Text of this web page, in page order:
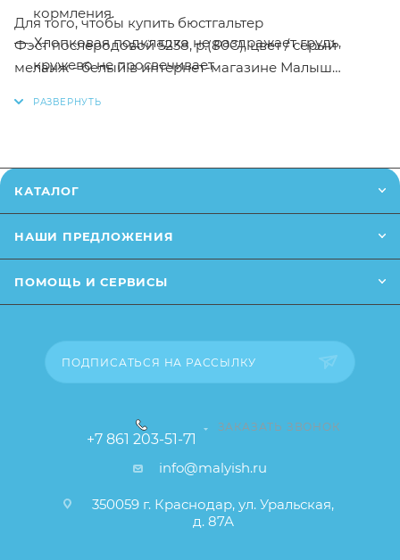
кормления.
Хлопковая подкладка не раздражает грудь,
кружево не просвечивает.
Для того, чтобы купить бюстгальтер
Фэст послеродовой 5238, р.(80C), цвет / серый
меланж - белый в интернет-магазине Малыш
от описания и изображения, размещенного на
изменения в дизайне или упаковке и т.д., не
товара), при этом основные потребительские
КАТАЛОГ
НАШИ ПРЕДЛОЖЕНИЯ
ПОМОЩЬ И СЕРВИСЫ
ПОДПИСАТЬСЯ НА РАССЫЛКУ
+7 861 203-51-71
ЗАКАЗАТЬ ЗВОНОК
info@malyish.ru
350059 г. Краснодар, ул. Уральская,
д. 87А